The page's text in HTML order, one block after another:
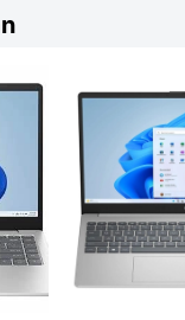
chất
thuộc trên các
hay giải trí,…